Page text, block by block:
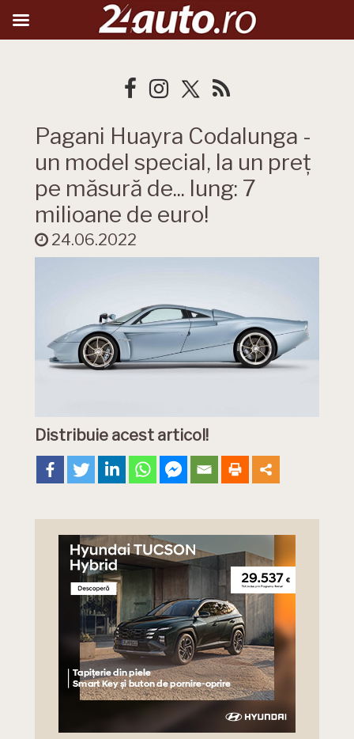
Pagani Huayra Codalunga -
un model special, la un preț
pe măsură de... lung: 7
milioane de euro!
24.06.2022
Distribuie acest articol!